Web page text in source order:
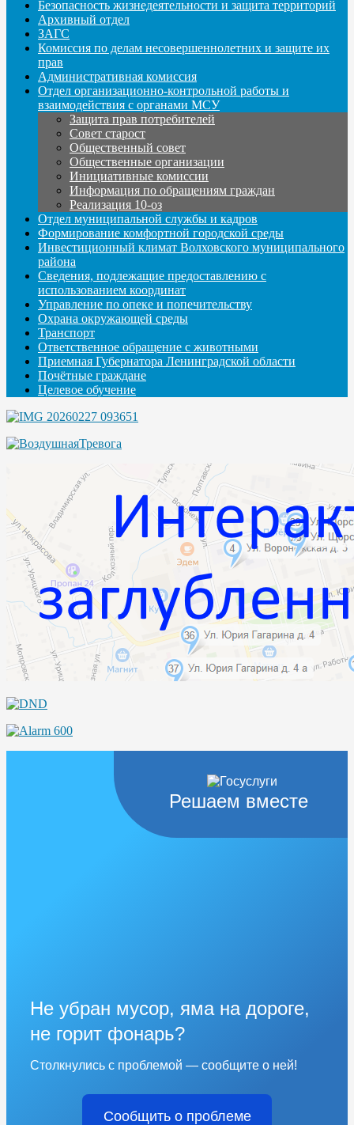
Безопасность жизнедеятельности и защита территорий
Архивный отдел
ЗАГС
Комиссия по делам несовершеннолетних и защите их
прав
Административная комиссия
Отдел организационно-контрольной работы и
взаимодействия с органами МСУ
Защита прав потребителей
Совет старост
Общественный совет
Общественные организации
Инициативные комиссии
Информация по обращениям граждан
Реализация 10-оз
Отдел муниципальной службы и кадров
Формирование комфортной городской среды
Инвестиционный климат Волховского муниципального
района
Сведения, подлежащие предоставлению с
использованием координат
Управление по опеке и попечительству
Охрана окружающей среды
Транспорт
Ответственное обращение с животными
Приемная Губернатора Ленинградской области
Почётные граждане
Целевое обучение
Решаем вместе
Не убран мусор, яма на дороге,
не горит фонарь?
Столкнулись с проблемой — сообщите о ней!
Сообщить о проблеме